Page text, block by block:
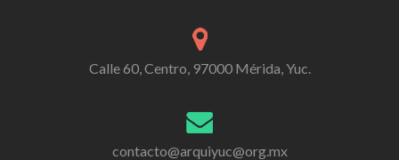
Calle 60, Centro, 97000 Mérida, Yuc.
contacto@arquiyuc@org.mx